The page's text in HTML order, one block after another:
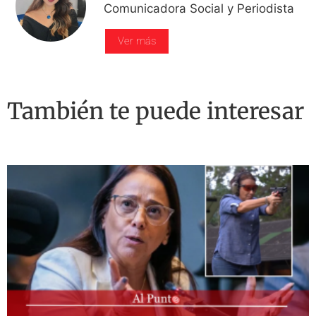
Comunicadora Social y Periodista
Ver más
También te puede interesar